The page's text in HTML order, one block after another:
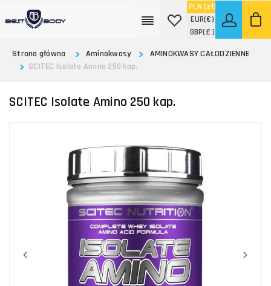
PLN (zł)
EUR(€)
GBP(£ )
Strona główna
Aminokwasy
AMINOKWASY CAŁODZIENNE
SCITEC Isolate Amino 250 kap.
SCITEC Isolate Amino 250 kap.